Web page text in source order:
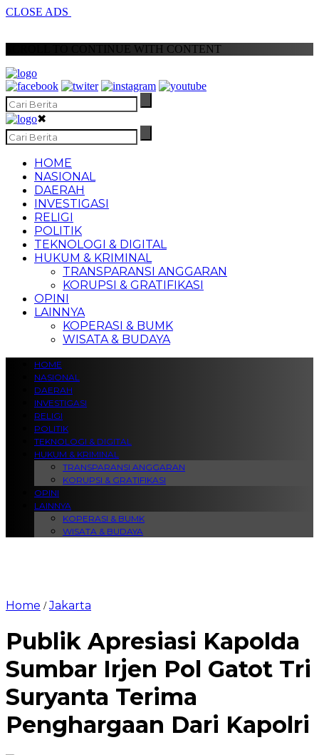
CLOSE ADS
SCROLL TO CONTINUE WITH CONTENT
✖
HOME
NASIONAL
DAERAH
INVESTIGASI
RELIGI
POLITIK
TEKNOLOGI & DIGITAL
HUKUM & KRIMINAL
TRANSPARANSI ANGGARAN
KORUPSI & GRATIFIKASI
OPINI
LAINNYA
KOPERASI & BUMK
WISATA & BUDAYA
HOME
NASIONAL
DAERAH
INVESTIGASI
RELIGI
POLITIK
TEKNOLOGI & DIGITAL
HUKUM & KRIMINAL
TRANSPARANSI ANGGARAN
KORUPSI & GRATIFIKASI
OPINI
LAINNYA
KOPERASI & BUMK
WISATA & BUDAYA
Home /Jakarta
Publik Apresiasi Kapolda
Sumbar Irjen Pol Gatot Tri
Suryanta Terima
Penghargaan Dari Kapolri